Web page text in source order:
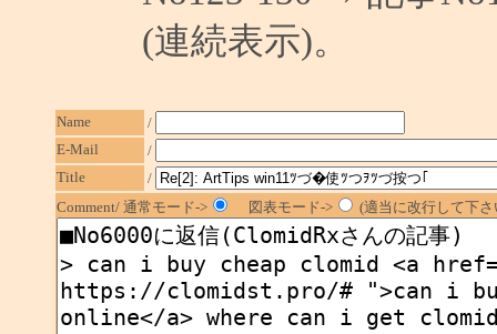
(連続表示)。
Name
/
E-Mail
/
Title
/
Comment/ 通常モード->
図表モード-> (適当に改行して下